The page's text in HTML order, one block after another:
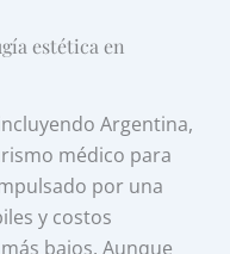
estética en
Argentina,
médico para
por una
y costos
bajos. Aunque